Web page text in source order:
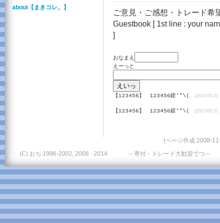
about【まきコレ。】
ご意見・ご感想・トレード
Guestbook [ 1st line : your
]
おなまえ
えーっと
【123456】 123456鎈'"\( (2022-01-21
【123456】 123456鎈'"\( (2022-01-21
(ページ作成 2008-
(C) おち 1996-2002, 2008 - 2014
-- 寄付・トレード大歓迎でつ --